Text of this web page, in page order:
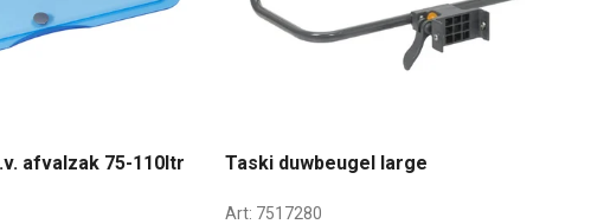
afvalzak 75-110ltr Taski duwbeugel large
Art: 7517280